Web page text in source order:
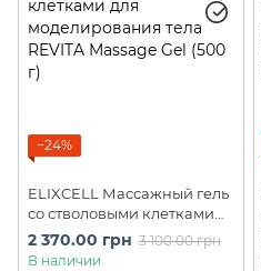
−24%
ELIXCELL Массажный гель
со стволовыми клетками
для моделирования тела
REVITA Massage Gel (500 г)
2 370.00 грн 3 100.00 грн
В наличии